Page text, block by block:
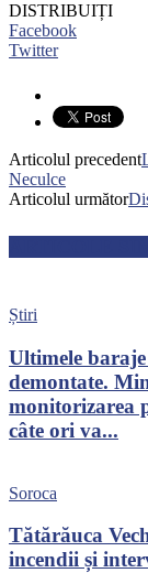
DISTRIBUIȚI
Facebook
Twitter
Articolul precedent
Neculce
Articolul următor
Știri
Ultimele
demontate.
monitorizarea
câte ori va...
Soroca
Tătărăuca
incendii și